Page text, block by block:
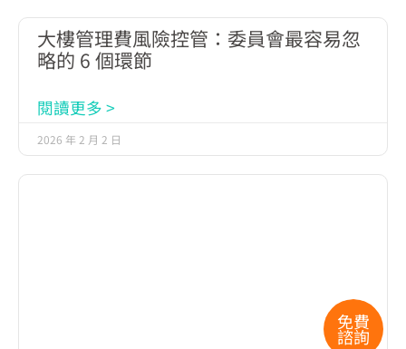
免費
諮詢
大樓管理費風險控管：委員會最容易忽
略的 6 個環節
閱讀更多 >
2026 年 2 月 2 日